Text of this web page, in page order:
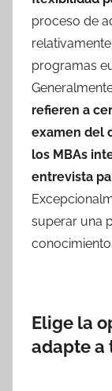
proceso de
programas
refieren a
examen del
los MBAs
entrevista
superar una
Elige la
adapte a